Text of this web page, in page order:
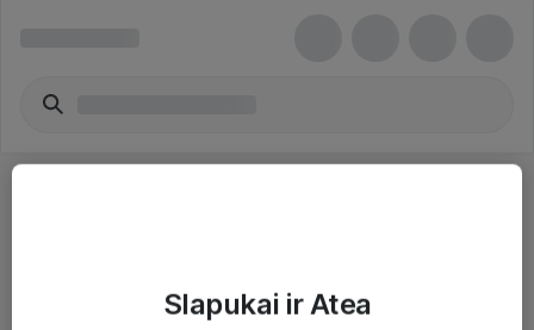
Slapukai ir Atea